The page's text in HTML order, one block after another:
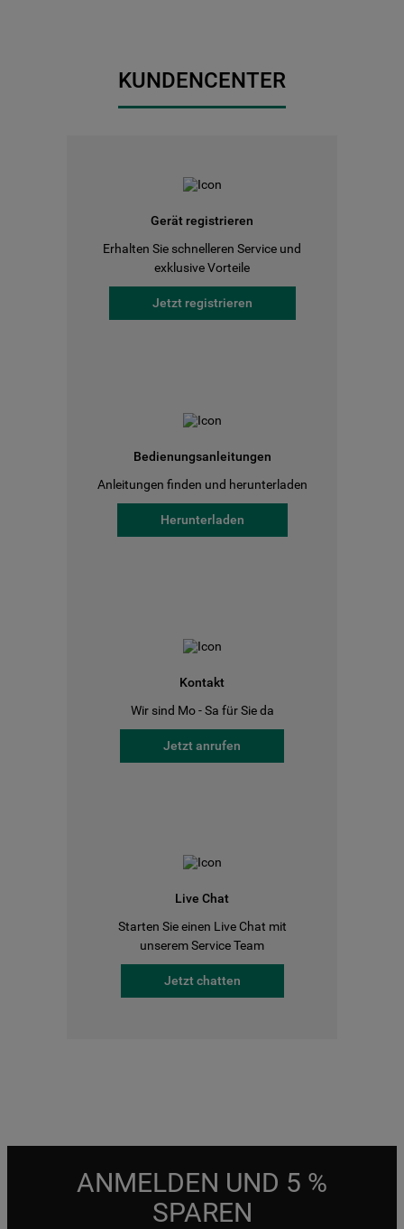
KUNDENCENTER
Gerät registrieren
Erhalten Sie schnelleren Service und
exklusive Vorteile
Jetzt registrieren
Bedienungsanleitungen
Anleitungen finden und herunterladen
Herunterladen
Kontakt
Wir sind Mo - Sa für Sie da
Jetzt anrufen
Live Chat
Starten Sie einen Live Chat mit
unserem Service Team
Jetzt chatten
ANMELDEN UND 5 %
SPAREN